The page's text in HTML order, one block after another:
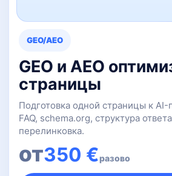
GEO/AEO
GEO и AEO
страницы
Подготовка одной страницы к AI-
FAQ, schema.org, структура
перелинковка.
от350 €разово